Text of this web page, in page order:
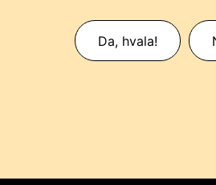
Da, hvala!